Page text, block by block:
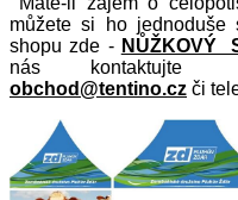
můžete si ho jednoduše
shopu zde - NŮŽKOVÝ
nás
kontaktujte
obchod@tentino.cz či